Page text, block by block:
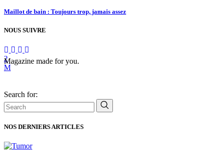
Maillot de bain : Toujours trop, jamais assez
NOUS SUIVRE
Magazine made for you.
Search for:
NOS DERNIERS ARTICLES